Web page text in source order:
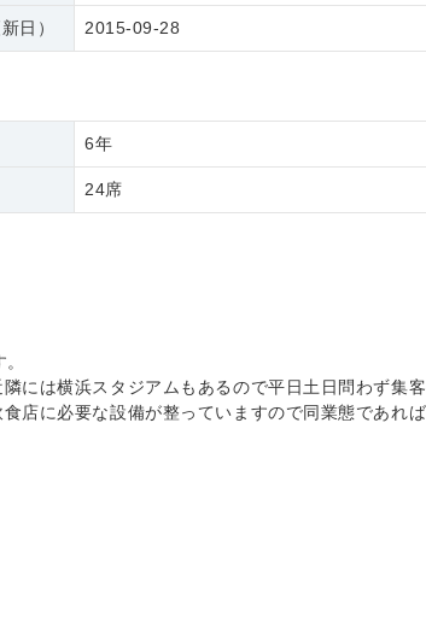
日） 2015-09-28
6年
24席
には横浜スタジアムもあるので平日土日問わず集客
店に必要な設備が整っていますので同業態であれば